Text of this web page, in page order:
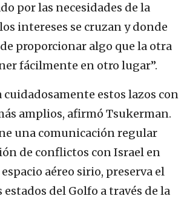
por las necesidades de la
intereses se cruzan y donde
proporcionar algo que la otra
fácilmente en otro lugar”.
estos lazos con
amplios, afirmó Tsukerman.
una comunicación regular
de conflictos con Israel en
aéreo sirio, preserva el
del Golfo a través de la